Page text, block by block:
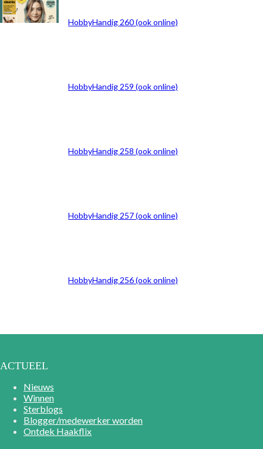
HobbyHandig 260 (ook online)
HobbyHandig 259 (ook online)
HobbyHandig 258 (ook online)
HobbyHandig 257 (ook online)
HobbyHandig 256 (ook online)
ACTUEEL
Nieuws
Winnen
Sterblogs
Blogger/medewerker worden
Ontdek Haakflix